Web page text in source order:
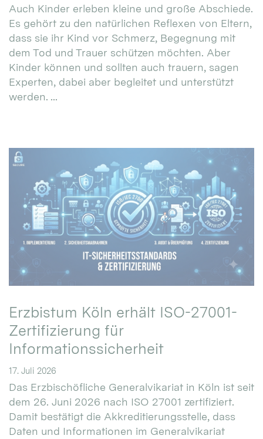
Auch Kinder erleben kleine und große Abschiede.
Es gehört zu den natürlichen Reflexen von Eltern,
dass sie ihr Kind vor Schmerz, Begegnung mit
dem Tod und Trauer schützen möchten. Aber
Kinder können und sollten auch trauern, sagen
Experten, dabei aber begleitet und unterstützt
werden. ...
Erzbistum Köln erhält ISO-27001-
Zertifizierung für
Informationssicherheit
17. Juli 2026
Das Erzbischöfliche Generalvikariat in Köln ist seit
dem 26. Juni 2026 nach ISO 27001 zertifiziert.
Damit bestätigt die Akkreditierungsstelle, dass
Daten und Informationen im Generalvikariat